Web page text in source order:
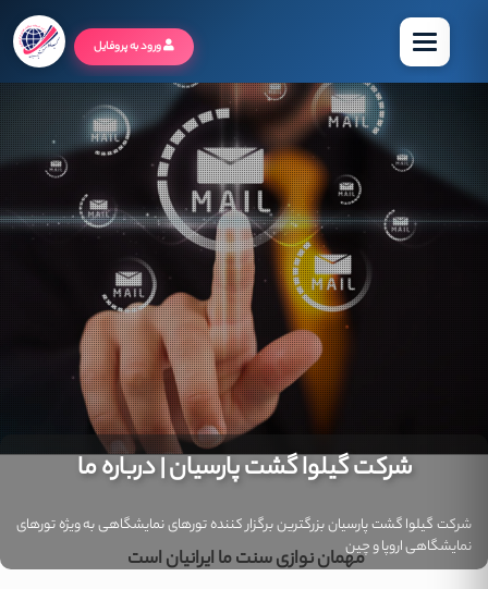
منو ورود به پروفایل
شرکت گیلوا گشت پارسیان | درباره ما
شرکت گیلوا گشت پارسیان بزرگترین برگزار کننده تورهای نمایشگاهی به ویژه تورهای
نمایشگاهی اروپا و چینمهمان نوازی سنت ما ایرانیان است